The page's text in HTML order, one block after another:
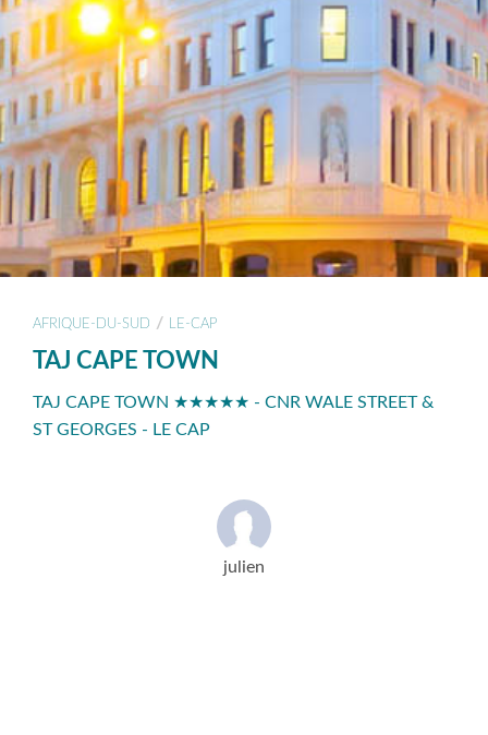
AFRIQUE-DU-SUD / LE-CAP
TAJ CAPE TOWN
TAJ CAPE TOWN ★★★★★ - CNR WALE STREET &
ST GEORGES - LE CAP
julien